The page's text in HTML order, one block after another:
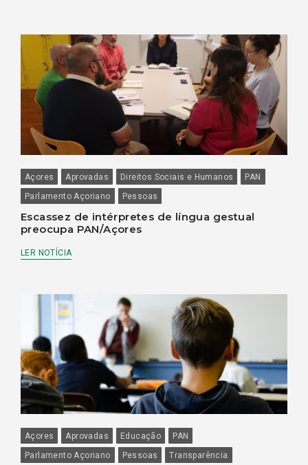
Açores Aprovadas Direitos Sociais e Humanos
PAN
Parlamento Açoriano
Pessoas
Escassez de intérpretes de língua gestual
preocupa PAN/Açores
LER NOTÍCIA
Açores Aprovadas Educação
PAN
Parlamento Açoriano
Pessoas Transparência